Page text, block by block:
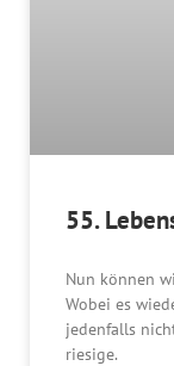
55.
Nun können
Wobei es
jedenfalls
riesige.